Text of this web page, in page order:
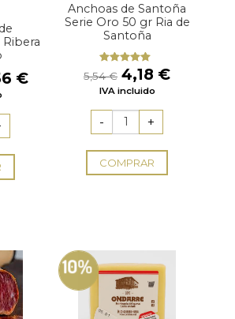
Ribera
€.
€El
43,56 €.
Anchoas de Santoña
Serie Oro 50 gr Ria de
Santoña
Valorado
con 4.67
de 5
5,54€ El
precio
era:
5,54 €.
4,18 €El
IVA incluido
COMPRAR
10%